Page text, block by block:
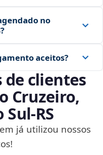
no
aceitos?
clientes
Cruzeiro,
já utilizou nossos